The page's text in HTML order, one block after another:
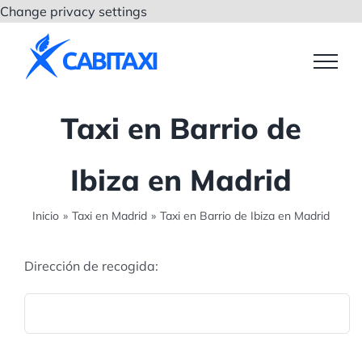
Change privacy settings
contenido
Taxi en Barrio de
Ibiza en Madrid
Inicio » Taxi en Madrid » Taxi en Barrio de Ibiza en Madrid
Dirección de recogida: